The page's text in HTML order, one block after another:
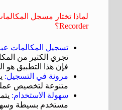
Recorder؟
تسجيل المكالمات
تجري الكثير من
فإن هذا التطبيق هو
مرونة في التسجيل:
متنوعة لتخصيص
سهولة الاستخدام:
مستخدم بسيطة